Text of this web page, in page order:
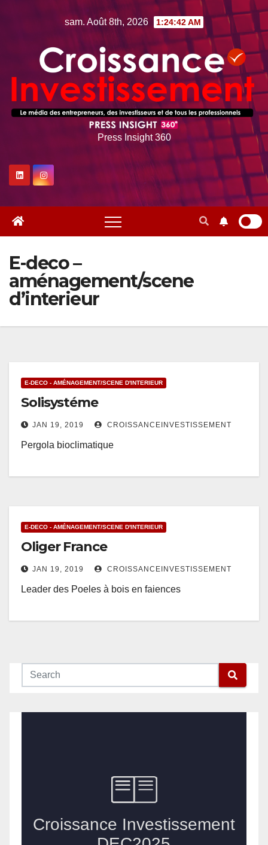
sam. Août 8th, 2026 1:24:42 AM
Press Insight 360
E-deco –
aménagement/scene
d’interieur
E-DECO - AMÉNAGEMENT/SCENE D'INTERIEUR
Solisystéme
JAN 19, 2019 CROISSANCEINVESTISSEMENT
Pergola bioclimatique
E-DECO - AMÉNAGEMENT/SCENE D'INTERIEUR
Oliger France
JAN 19, 2019 CROISSANCEINVESTISSEMENT
Leader des Poeles à bois en faiences